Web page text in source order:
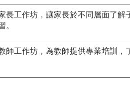
長工作坊，讓家長於不同層面了解
。
師工作坊，為教師提供專業培訓